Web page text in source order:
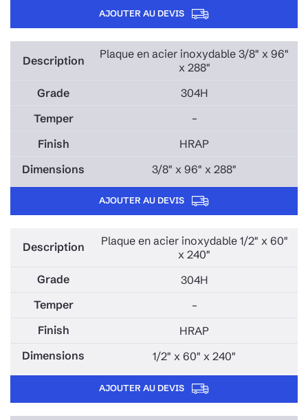
AJOUTER AU DEVIS
Plaque en acier inoxydable 3/8" x 96"
x 288"
304H
–
HRAP
3/8" x 96" x 288"
AJOUTER AU DEVIS
Plaque en acier inoxydable 1/2" x 60"
x 240"
304H
–
HRAP
1/2" x 60" x 240"
AJOUTER AU DEVIS